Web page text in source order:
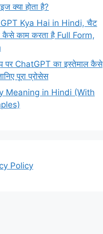
क्या होता है?
Kya Hai in Hindi, चैट
कैसे काम करता है Full Form,
पर ChatGPT का इस्तेमाल कैसे
पूरा प्रोसेस
Meaning in Hindi (With
Policy